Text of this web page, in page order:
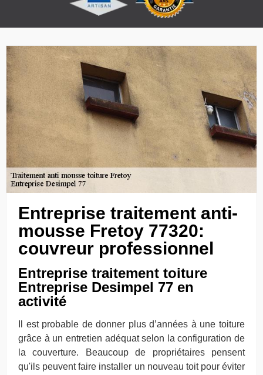
Entreprise traitement anti-
mousse Fretoy 77320:
couvreur professionnel
Entreprise traitement toiture
Entreprise Desimpel 77 en
activité
Il est probable de donner plus d’années à une toiture
grâce à un entretien adéquat selon la configuration de
la couverture. Beaucoup de propriétaires pensent
qu'ils peuvent faire installer un nouveau toit pour éviter